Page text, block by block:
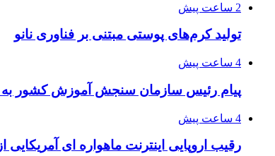
2 ساعت پیش
تولید کرم‌های پوستی مبتنی بر فناوری نانو
4 ساعت پیش
پیام رئیس سازمان سنجش آموزش کشور به
4 ساعت پیش
رقیب اروپایی اینترنت ماهواره ای